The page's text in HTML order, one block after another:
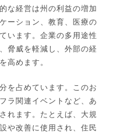
な経営は州の利益の増加
ーション、教育、医療の
います。企業の多用途性
脅威を軽減し、外部の経
高めます。
を占めています。このお
ラ関連イベントなど、あ
れます。たとえば、大規
や改善に使用され、住民